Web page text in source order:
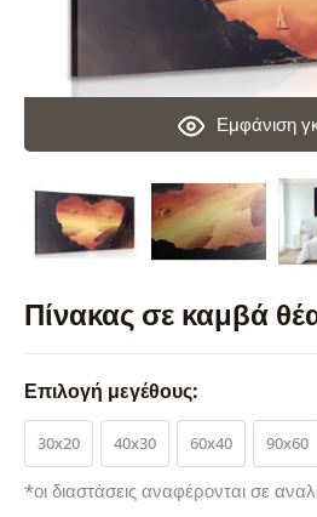
Πίνακας σε καμβά
Εμφάνιση
Επιλογή μεγέθους:
30x20 40x30 60x40 90x60
*οι διαστάσεις αναφέρονται σε